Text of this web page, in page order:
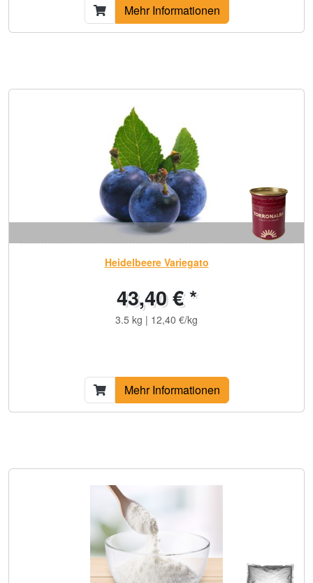
Mehr Informationen
Heidelbeere Variegato
43,40 € *
3.5 kg | 12,40 €/kg
Mehr Informationen